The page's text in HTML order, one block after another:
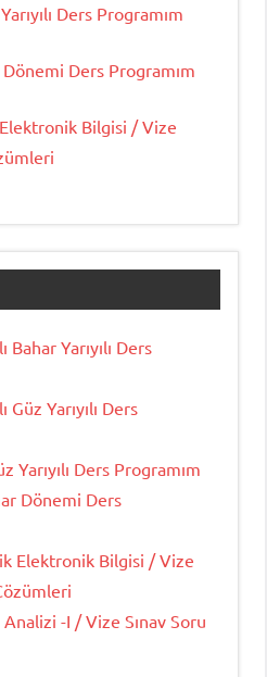
Ders Programım
Ders Programım
Bilgisi / Vize
Bahar Yarıyılı Ders
Güz Yarıyılı Ders
Yarıyılı Ders Programım
Dönemi Ders
Elektronik Bilgisi / Vize
-I / Vize Sınav Soru